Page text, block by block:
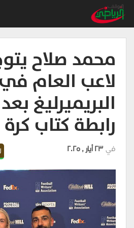
محمد صلاح
لاعب العام في
البريميرليغ
رابطة كتاب
في 23 أيار , 2025